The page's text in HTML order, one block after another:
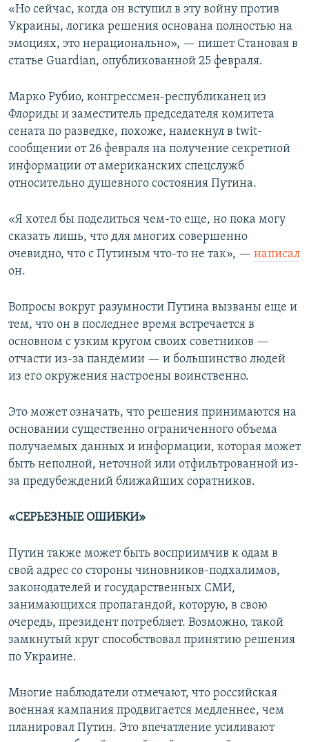
«Но сейчас, когда он вступил в эту войну против
Украины, логика решения основана полностью на
эмоциях, это нерационально», — пишет Становая в
статье Guardian, опубликованной 25 февраля.
Марко Рубио, конгрессмен-республиканец из
Флориды и заместитель председателя комитета
сената по разведке, похоже, намекнул в twit-
сообщении от 26 февраля на получение секретной
информации от американских спецслужб
относительно душевного состояния Путина.
«Я хотел бы поделиться чем-то еще, но пока могу
сказать лишь, что для многих совершенно
очевидно, что с Путиным что-то не так», — написал
он.
Вопросы вокруг разумности Путина вызваны еще и
тем, что он в последнее время встречается в
основном с узким кругом своих советников —
отчасти из-за пандемии — и большинство людей
из его окружения настроены воинственно.
Это может означать, что решения принимаются на
основании существенно ограниченного объема
получаемых данных и информации, которая может
быть неполной, неточной или отфильтрованной из-
за предубеждений ближайших соратников.
«СЕРЬЕЗНЫЕ ОШИБКИ»
Путин также может быть восприимчив к одам в
свой адрес со стороны чиновников-подхалимов,
законодателей и государственных СМИ,
занимающихся пропагандой, которую, в свою
очередь, президент потребляет. Возможно, такой
замкнутый круг способствовал принятию решения
по Украине.
Многие наблюдатели отмечают, что российская
военная кампания продвигается медленнее, чем
планировал Путин. Это впечатление усиливают